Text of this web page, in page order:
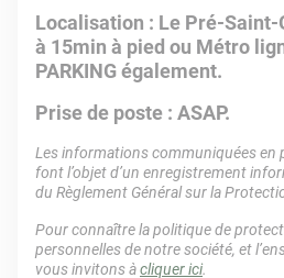
Localisation : Le Pré-Saint-
à 15min à pied ou Métro
PARKING également.
Prise de poste : ASAP.
Les informations communiquées en
font l’objet d’un enregistrement
du Règlement Général sur la
Pour connaître la politique de
personnelles de notre société, et
vous invitons àcliquer ici.